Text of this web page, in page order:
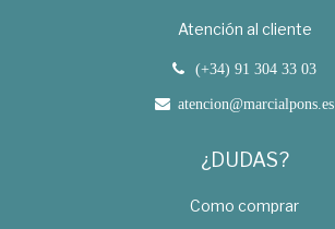
Atención al cliente
(+34) 91 304 33 03
atencion@marcialpons.es
¿DUDAS?
Como comprar